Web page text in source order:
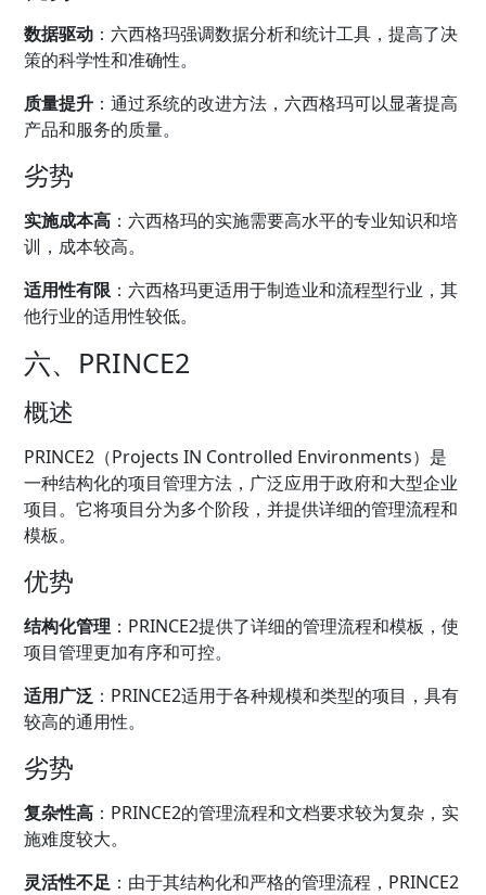
数据驱动 ：六西格玛强调数据分析和统计工具，提高了决
策的科学性和准确性。
质量提升 ：通过系统的改进方法，六西格玛可以显著提高
产品和服务的质量。
劣势
实施成本高 ：六西格玛的实施需要高水平的专业知识和培
训，成本较高。
适用性有限 ：六西格玛更适用于制造业和流程型行业，其
他行业的适用性较低。
六、PRINCE2
概述
PRINCE2（Projects IN Controlled Environments）是
一种结构化的项目管理方法，广泛应用于政府和大型企业
项目。它将项目分为多个阶段，并提供详细的管理流程和
模板。
优势
结构化管理 ：PRINCE2提供了详细的管理流程和模板，使
项目管理更加有序和可控。
适用广泛 ：PRINCE2适用于各种规模和类型的项目，具有
较高的通用性。
劣势
复杂性高 ：PRINCE2的管理流程和文档要求较为复杂，实
施难度较大。
灵活性不足 ：由于其结构化和严格的管理流程，PRINCE2